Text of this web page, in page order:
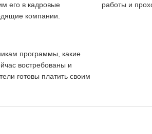
его в кадровые
компании.
работы и
программы, какие
востребованы и
готовы платить своим